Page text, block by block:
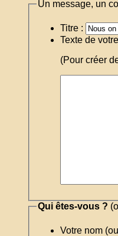
Un message, un
Titre :
Texte de
(Pour créer
Qui êtes-vous ?
Votre nom